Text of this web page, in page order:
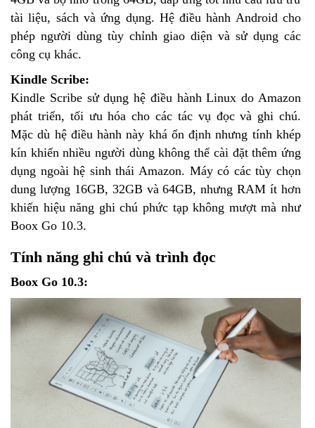
tài liệu, sách và ứng dụng. Hệ điều hành Android cho
phép người dùng tùy chỉnh giao diện và sử dụng các
công cụ khác.
Kindle Scribe:
Kindle Scribe sử dụng hệ điều hành Linux do Amazon
phát triển, tối ưu hóa cho các tác vụ đọc và ghi chú.
Mặc dù hệ điều hành này khá ổn định nhưng tính khép
kín khiến nhiều người dùng không thể cài đặt thêm ứng
dụng ngoài hệ sinh thái Amazon. Máy có các tùy chọn
dung lượng 16GB, 32GB và 64GB, nhưng RAM ít hơn
khiến hiệu năng ghi chú phức tạp không mượt mà như
Boox Go 10.3.
Tính năng ghi chú và trình đọc
Boox Go 10.3: